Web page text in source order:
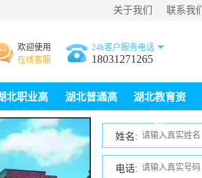
关于我们 联系我们
欢迎使用
在线客服
24h客户服务电话
18031271265
北职业高
中
湖北普通高
中
湖北教育资
讯
姓名:
电话: